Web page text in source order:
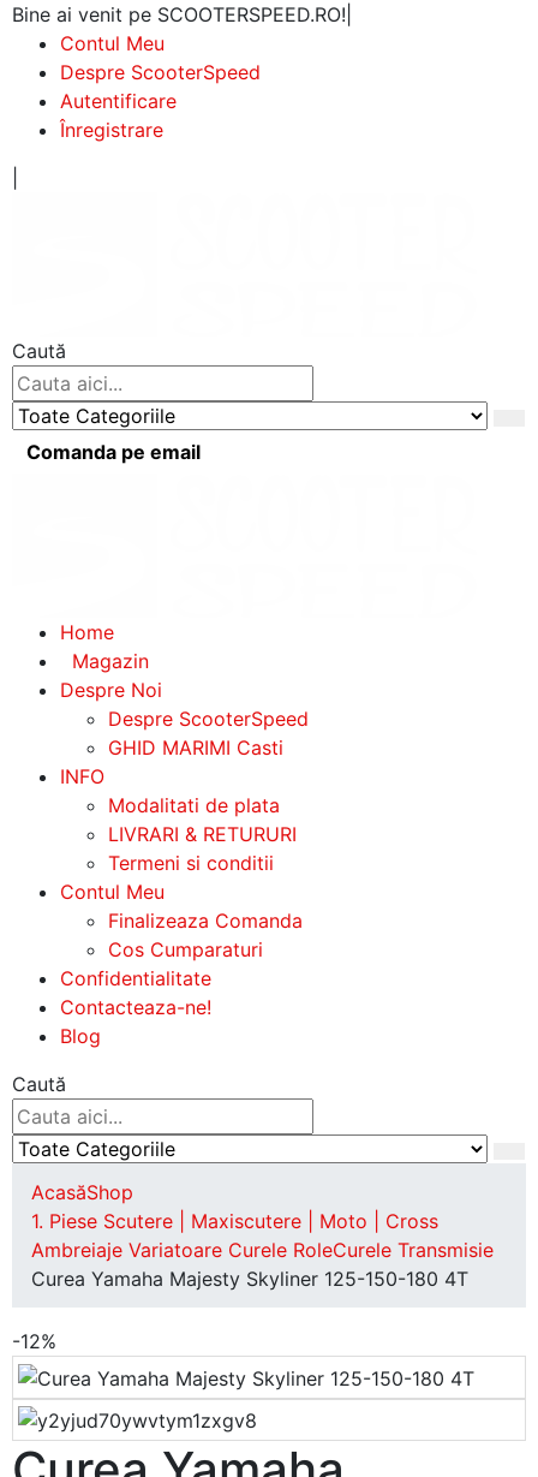
Bine ai venit pe SCOOTERSPEED.RO!
Contul Meu
Despre ScooterSpeed
Autentificare
Înregistrare
Caută
Comanda pe email
Home
Magazin
Despre Noi
Despre ScooterSpeed
GHID MARIMI Casti
INFO
Modalitati de plata
LIVRARI & RETURURI
Termeni si conditii
Contul Meu
Finalizeaza Comanda
Cos Cumparaturi
Confidentialitate
Contacteaza-ne!
Blog
Caută
AcasăShop
1. Piese Scutere | Maxiscutere | Moto | Cross
Ambreiaje Variatoare Curele RoleCurele Transmisie
Curea Yamaha Majesty Skyliner 125-150-180 4T
-12%